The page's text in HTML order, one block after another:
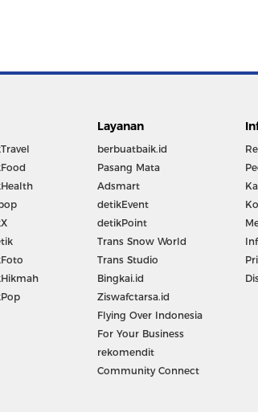
Layanan
berbuatbaik.id
Pasang Mata
Adsmart
detikEvent
detikPoint
Trans Snow World
Trans Studio
Bingkai.id
Ziswafctarsa.id
Flying Over Indonesia
For Your Business
rekomendit
Community Connect